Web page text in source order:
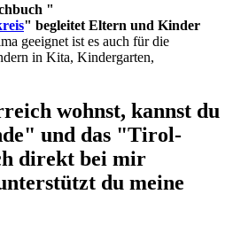
"
" begleitet Eltern und Kinder
geeignet ist es auch für die
in Kita, Kindergarten,
wohnst, kannst du
und das "Tirol-
direkt bei mir
du meine